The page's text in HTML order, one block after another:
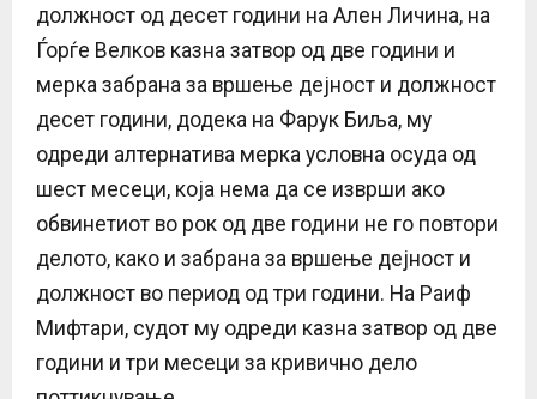
должност од десет години на Ален Личина, на
Ѓорѓе Велков казна затвор од две години и
мерка забрана за вршење дејност и должност
десет години, додека на Фарук Биља, му
одреди алтернатива мерка условна осуда од
шест месеци, која нема да се изврши ако
обвинетиот во рок од две години не го повтори
делото, како и забрана за вршење дејност и
должност во период од три години. На Раиф
Мифтари, судот му одреди казна затвор од две
години и три месеци за кривично дело